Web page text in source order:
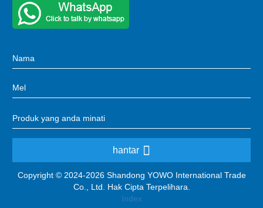
hantar
Copyright © 2024-2026 Shandong YOWO International Trade
Co., Ltd. Hak Cipta Terpelihara.
Index